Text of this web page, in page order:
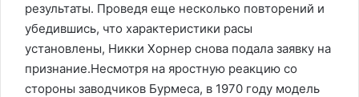
результаты. Проведя еще несколько повторений и
убедившись, что характеристики расы
установлены, Никки Хорнер снова подала заявку на
признание.Несмотря на яростную реакцию со
стороны заводчиков Бурмеса, в 1970 году модель